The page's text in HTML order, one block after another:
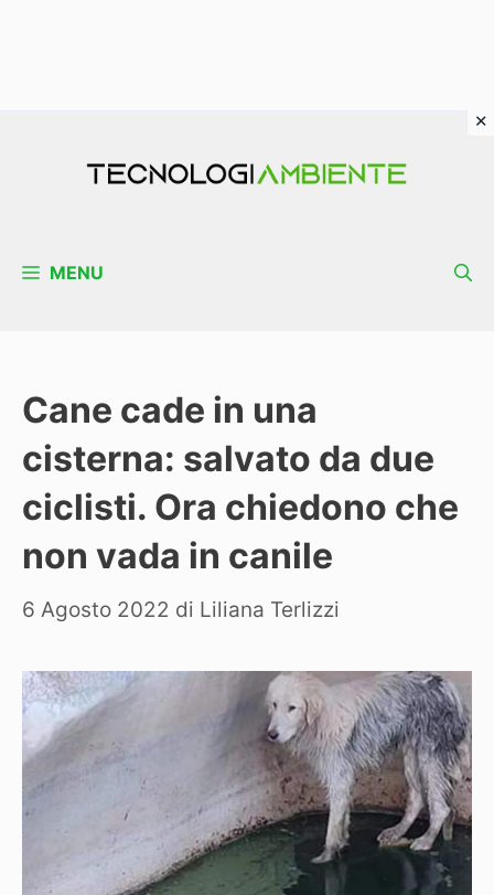
MENU
Cane cade in una
cisterna: salvato da due
ciclisti. Ora chiedono che
non vada in canile
6 Agosto 2022 di Liliana Terlizzi